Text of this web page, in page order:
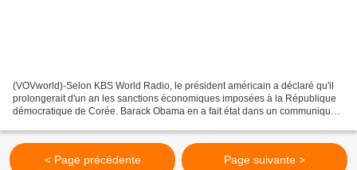
(VOVworld)-Selon KBS World Radio, le président américain a déclaré qu'il
prolongerait d'un an les sanctions économiques imposées à la République
démocratique de Corée. Barack Obama en a fait état dans un communiqué
< Page précédente Page suivante >